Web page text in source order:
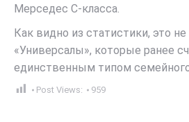
Мерседес C-класса.
Как видно из статистики, это не
«Универсалы», которые ранее
единственным типом
Post Views: 959